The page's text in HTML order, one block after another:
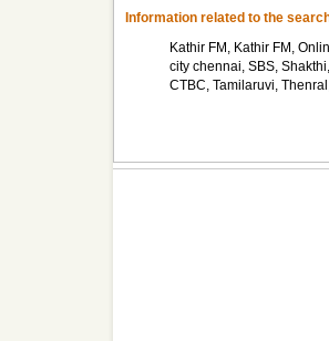
Information related to the
Kathir FM, Kathir FM,
city chennai, SBS,
CTBC, Tamilaruvi,